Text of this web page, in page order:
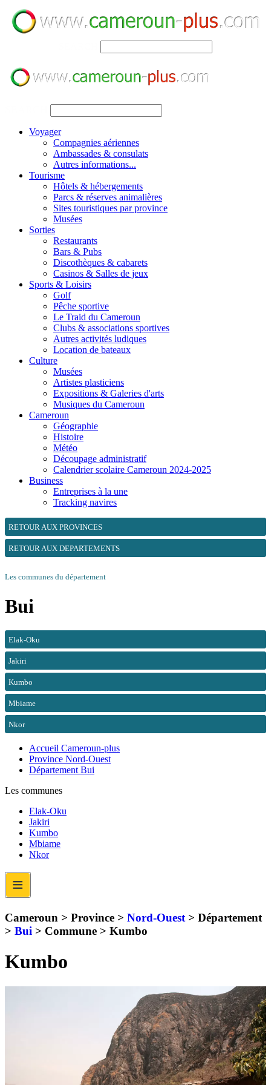
Voyager
Compagnies aériennes
Ambassades & consulats
Autres informations...
Tourisme
Hôtels & hébergements
Parcs & réserves animalières
Sites touristiques par province
Musées
Sorties
Restaurants
Bars & Pubs
Discothèques & cabarets
Casinos & Salles de jeux
Sports & Loisirs
Golf
Pêche sportive
Le Traid du Cameroun
Clubs & associations sportives
Autres activités ludiques
Location de bateaux
Culture
Musées
Artistes plasticiens
Expositions & Galeries d'arts
Musiques du Cameroun
Cameroun
Géographie
Histoire
Météo
Découpage administratif
Calendrier scolaire Cameroun 2024-2025
Business
Entreprises à la une
Tracking navires
RETOUR AUX PROVINCES
RETOUR AUX DEPARTEMENTS
Les communes du département
Bui
Elak-Oku
Jakiri
Kumbo
Mbiame
Nkor
Accueil Cameroun-plus
Province Nord-Ouest
Département Bui
Les communes
Elak-Oku
Jakiri
Kumbo
Mbiame
Nkor
≡
Cameroun > Province > Nord-Ouest > Département
> Bui > Commune > Kumbo
Kumbo